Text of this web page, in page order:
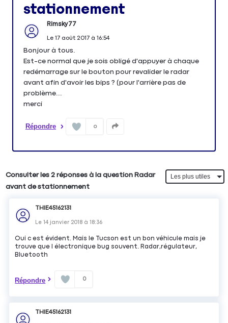
stationnement
Rimsky77
Le 17 août 2017à 16:54
Bonjour à tous.
Est-ce normal que je sois obligé d'appuyer à chaque
redémarrage sur le bouton pour revalider le radar
avant afin d'avoir les bips ? (pour l'arrière pas de
problème...
merci
Répondre 0
Consulter les 2 réponses à la question Radar
avant de stationnement
THIE45162131
Le14 janvier 2018 à18:36
Oui c est évident. Mais le Tucson est un bon véhicule mais je
trouve que l électronique bug souvent. Radar,régulateur,
Bluetooth
Répondre 0
THIE45162131